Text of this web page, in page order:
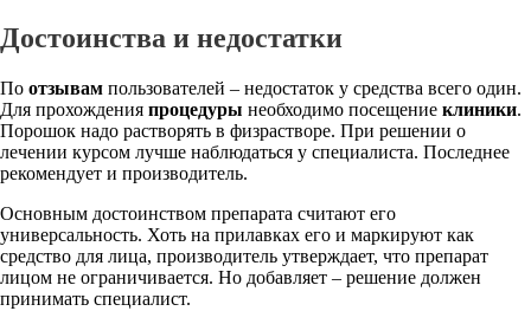
Достоинства и недостатки
По отзывам пользователей – недостаток у средства всего один.
Для прохождения процедуры необходимо посещение клиники.
Порошок надо растворять в физрастворе. При решении о
лечении курсом лучше наблюдаться у специалиста. Последнее
рекомендует и производитель.
Основным достоинством препарата считают его
универсальность. Хоть на прилавках его и маркируют как
средство для лица, производитель утверждает, что препарат
лицом не ограничивается. Но добавляет – решение должен
принимать специалист.